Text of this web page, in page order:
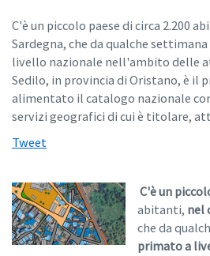
C'è un piccolo paese di circa 2.200
Sardegna, che da qualche
livello nazionale nell'ambito delle
Sedilo, in provincia di Oristano, è il
alimentato il catalogo nazionale
servizi geografici di cui è titolare,
Tweet
C'è un
abitanti, nel
che da
primato a